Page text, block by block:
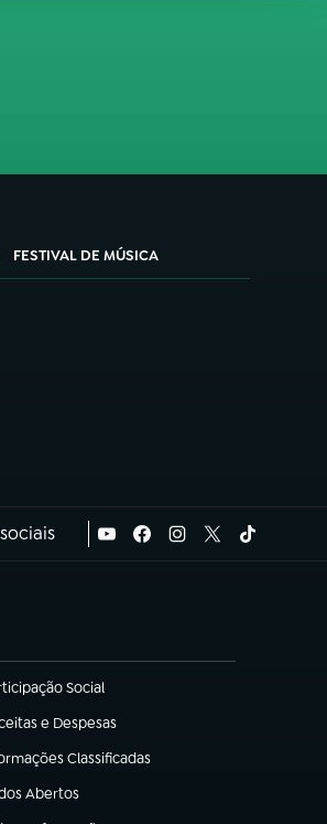
FESTIVAL DE MÚSICA
Social
em nova aba)
e Despesas
em nova aba)
Classificadas
em nova aba)
Abertos
em nova aba)